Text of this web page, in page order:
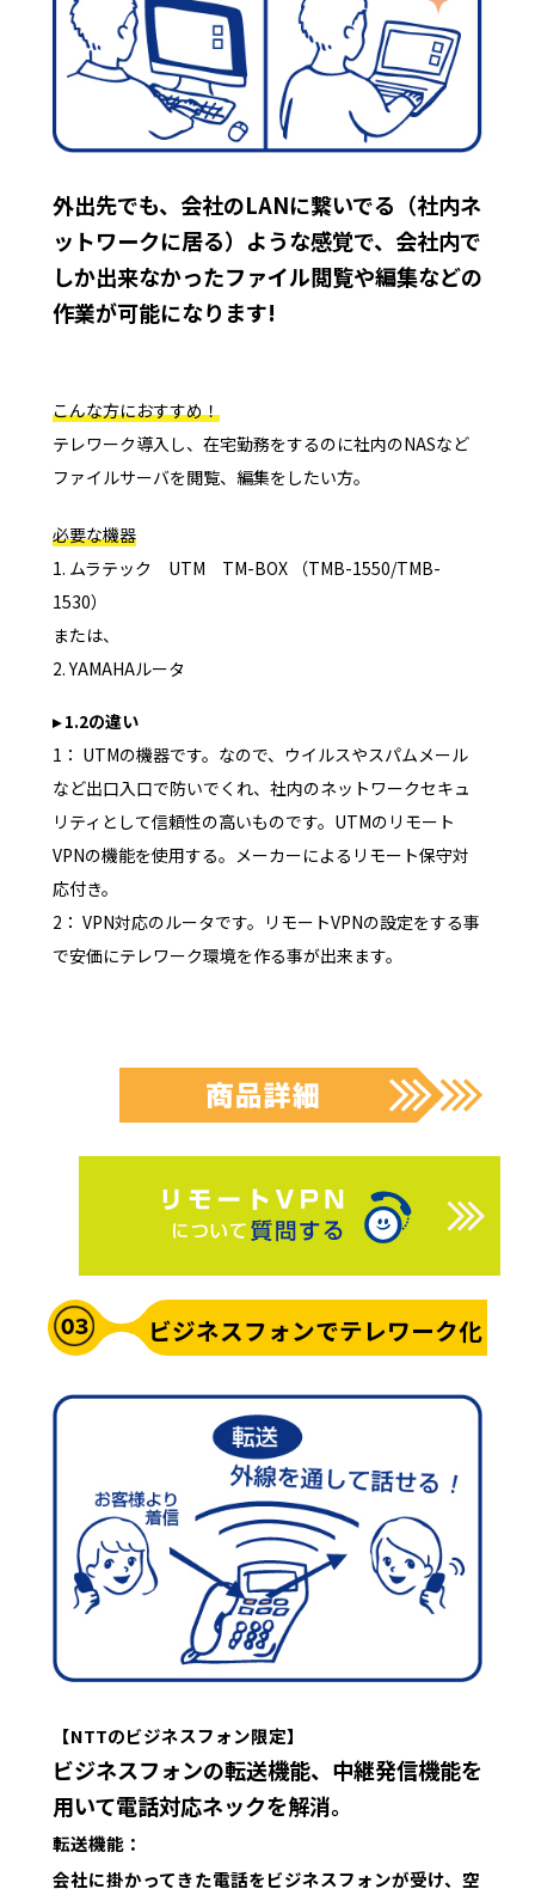
外出先でも、会社のLANに繋いでる（社内ネ
ットワークに居る）ような感覚で、会社内で
しか出来なかったファイル閲覧や編集などの
作業が可能になります!
こんな方におすすめ！
テレワーク導入し、在宅勤務をするのに社内のNASなど
ファイルサーバを閲覧、編集をしたい方。
必要な機器
1. ムラテック UTM TM-BOX （TMB-1550/TMB-
1530）
または、
2. YAMAHAルータ
▸ 1.2の違い
1： UTMの機器です。なので、ウイルスやスパムメール
など出口入口で防いでくれ、社内のネットワークセキュ
リティとして信頼性の高いものです。UTMのリモート
VPNの機能を使用する。メーカーによるリモート保守対
応付き。
2： VPN対応のルータです。リモートVPNの設定をする事
で安価にテレワーク環境を作る事が出来ます。
ビジネスフォンでテレワーク化
【NTTのビジネスフォン限定】
ビジネスフォンの転送機能、中継発信機能を
用いて電話対応ネックを解消。
転送機能：
会社に掛かってきた電話をビジネスフォンが受け、空